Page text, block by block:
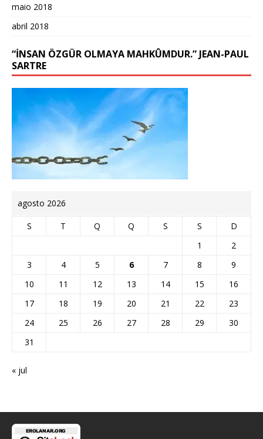
maio 2018
abril 2018
“İNSAN ÖZGÜR OLMAYA MAHKÛMDUR.” JEAN-PAUL
SARTRE
agosto 2026
S T Q Q S S
D
1
2
3
4 5 6 7 8
9
10
11 12 13 14 15
16
17
18 19 20 21 22
23
24
25 26 27 28 29
30
31
« jul